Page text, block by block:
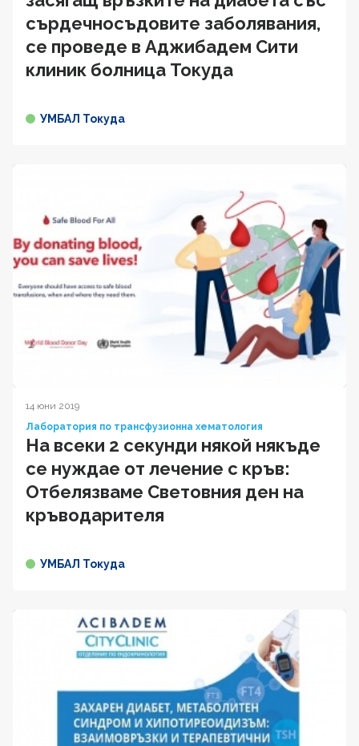
сърдечносъдовите заболявания,
се проведе в Аджибадем Сити
клиник болница Токуда
УМБАЛ Токуда
14 юни 2019
Лаборатория по трансфузионна хематология
На всеки 2 секунди някой някъде
се нуждае от лечение с кръв:
Отбелязваме Световния ден на
кръводарителя
УМБАЛ Токуда